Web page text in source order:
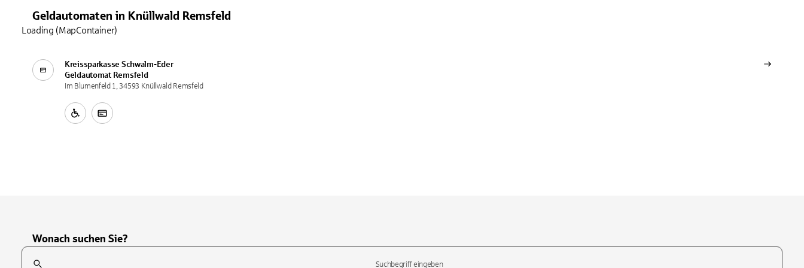
Geldautomaten in Knüllwald Remsfeld
Kreissparkasse Schwalm-Eder
Geldautomat Remsfeld
Im Blumenfeld 1, 34593 Knüllwald Remsfeld
Loading (MapContainer)
Wonach suchen Sie?
Suchfeld